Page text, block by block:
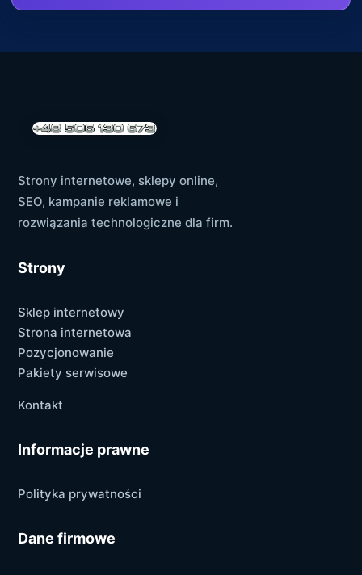
Strony internetowe, sklepy online,
SEO, kampanie reklamowe i
rozwiązania technologiczne dla firm.
Strony
Sklep internetowy
Strona internetowa
Pozycjonowanie
Pakiety serwisowe
Kontakt
Informacje prawne
Polityka prywatności
Dane firmowe